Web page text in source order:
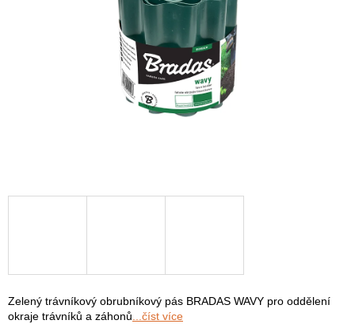
Zelený trávníkový obrubníkový pás BRADAS WAVY pro oddělení
okraje trávníků a záhonů ...číst více